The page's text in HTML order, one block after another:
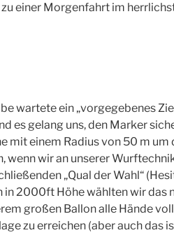
zu einer Morgenfahrt im
wartete ein „vorgegebenes
es gelang uns, den Marker
mit einem Radius von 50 m um
wenn wir an unserer
„Qual der Wahl“
in 2000ft Höhe wählten wir das
großen Ballon alle Hände
zu erreichen (aber auch das